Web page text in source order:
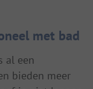
met bad
al een
bieden meer